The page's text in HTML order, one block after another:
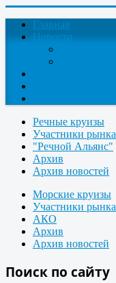
Главная
Новости
Речные круизы
Участники рынка
"Речной Альянс"
Архив
Архив новостей
Морские круизы
Участники рынка
АКО
Архив
Архив новостей
Поиск по сайту